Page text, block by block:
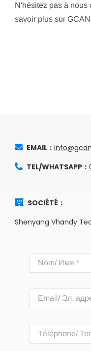
N'hésitez pas à nous
savoir plus sur
EMAIL：
TEL/WHATSAPP：
SOCIÉTÉ：
Shenyang Vhandy